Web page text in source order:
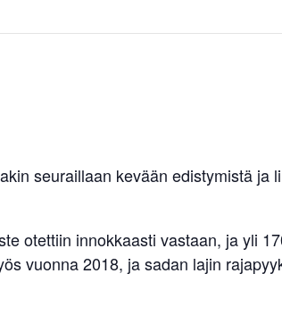
seuraillaan kevään edistymistä ja
otettiin innokkaasti vastaan, ja yli
vuonna 2018, ja sadan lajin